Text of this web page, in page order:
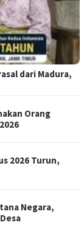
dari Madura,
Orang
2026 Turun,
Negara,